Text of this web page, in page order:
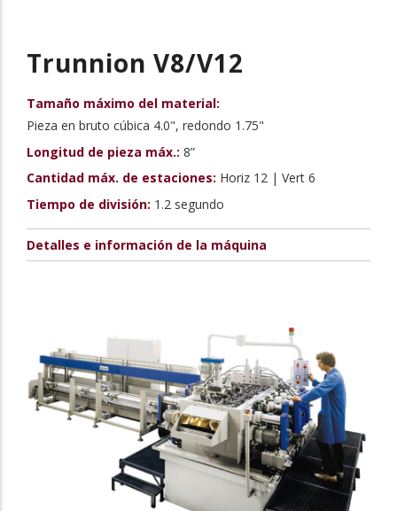
Trunnion V8/V12
Tamaño máximo del material:
Pieza en bruto cúbica 4.0", redondo 1.75"
Longitud de pieza máx.: 8”
Cantidad máx. de estaciones: Horiz 12 | Vert 6
Tiempo de división: 1.2 segundo
Detalles e información de la máquina